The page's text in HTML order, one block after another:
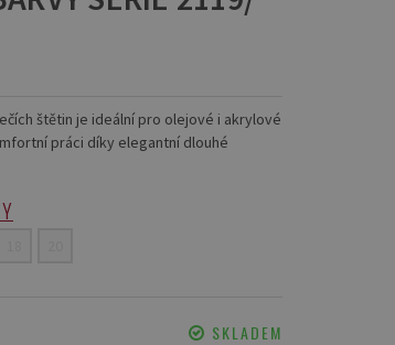
štětin je ideální pro olejové i akrylové
práci díky elegantní dlouhé
SKLADEM